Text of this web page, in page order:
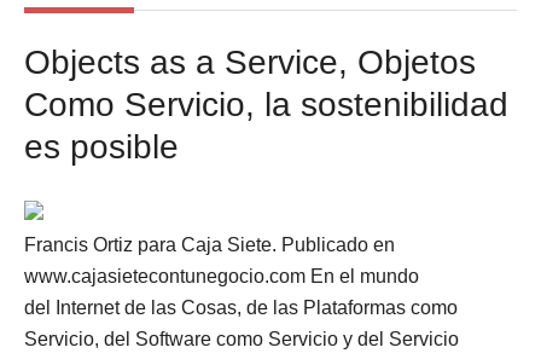
Objects as a Service, Objetos
Como Servicio, la sostenibilidad
es posible
Francis Ortiz para Caja Siete. Publicado en
www.cajasietecontunegocio.com En el mundo
del Internet de las Cosas, de las Plataformas como
Servicio, del Software como Servicio y del Servicio